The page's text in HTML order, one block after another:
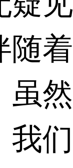
随
虽
我